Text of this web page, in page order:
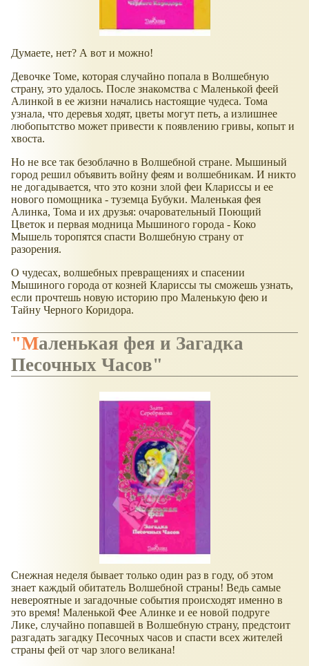
Думаете, нет? А вот и можно!
Девочке Томе, которая случайно попала в Волшебную
страну, это удалось. После знакомства с Маленькой феей
Алинкой в ее жизни начались настоящие чудеса. Тома
узнала, что деревья ходят, цветы могут петь, а излишнее
любопытство может привести к появлению гривы, копыт и
хвоста.
Но не все так безоблачно в Волшебной стране. Мышиный
город решил объявить войну феям и волшебникам. И никто
не догадывается, что это козни злой феи Клариссы и ее
нового помощника - туземца Бубуки. Маленькая фея
Алинка, Тома и их друзья: очаровательный Поющий
Цветок и первая модница Мышиного города - Коко
Мышель торопятся спасти Волшебную страну от
разорения.
О чудесах, волшебных превращениях и спасении
Мышиного города от козней Клариссы ты сможешь узнать,
если прочтешь новую историю про Маленькую фею и
Тайну Черного Коридора.
"Маленькая фея и Загадка
Песочных Часов"
Снежная неделя бывает только один раз в году, об этом
знает каждый обитатель Волшебной страны! Ведь самые
невероятные и загадочные события происходят именно в
это время! Маленькой Фее Алинке и ее новой подруге
Лике, случайно попавшей в Волшебную страну, предстоит
разгадать загадку Песочных часов и спасти всех жителей
страны фей от чар злого великана!